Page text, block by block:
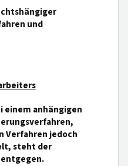
und
einem anhängigen
Verfahren jedoch
steht der